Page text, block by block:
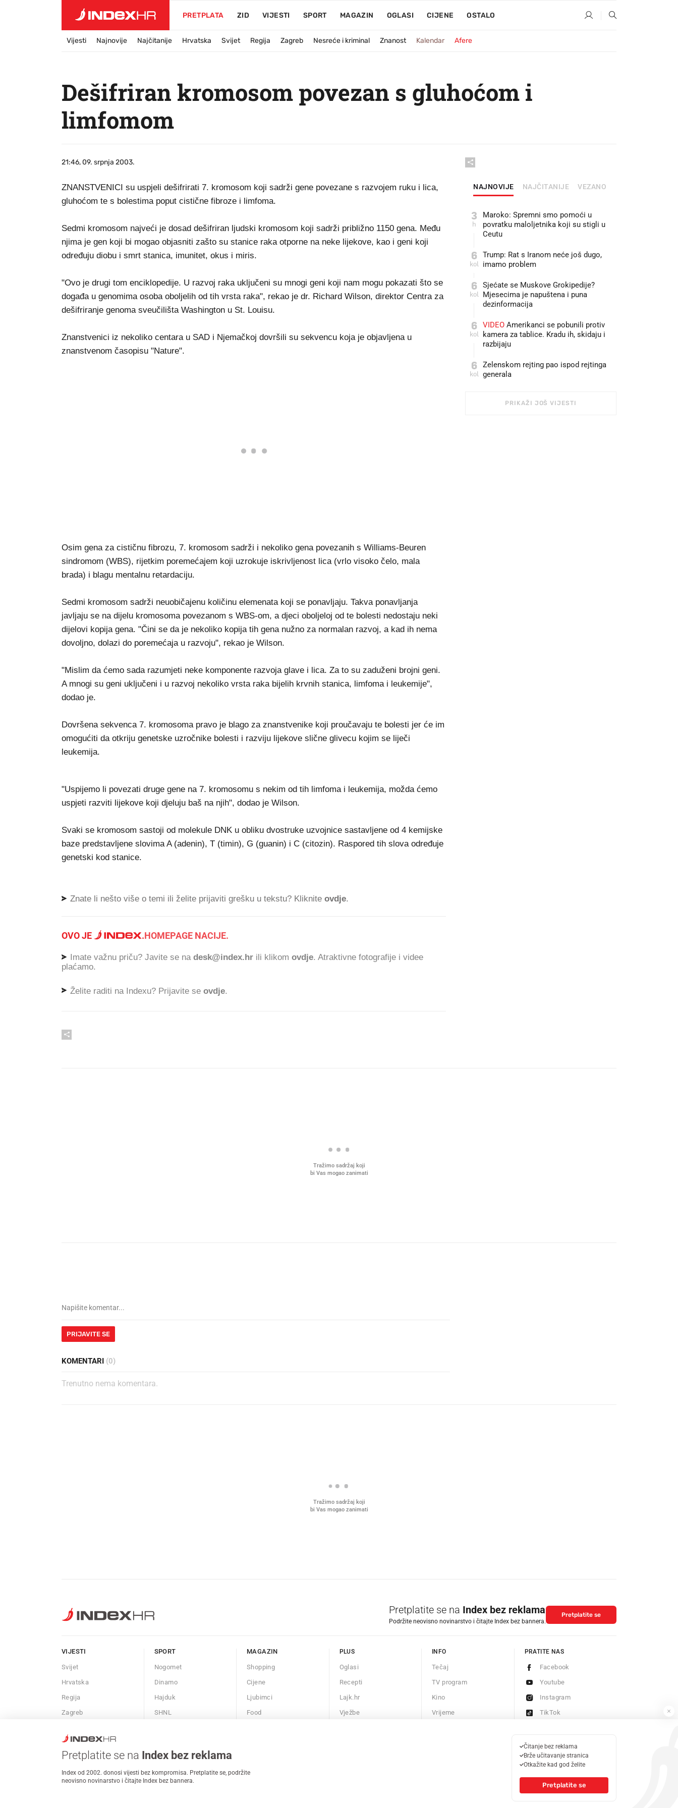
PRETPLATA ZID VIJESTI SPORT MAGAZIN OGLASI CIJENE OSTALO
Vijesti Najnovije Najčitanije Hrvatska Svijet Regija Zagreb Nesreće i kriminal Znanost Kalendar Afere
Dešifriran kromosom povezan s gluhoćom i
limfomom
21:46, 09. srpnja 2003.
ZNANSTVENICI su uspjeli dešifrirati 7. kromosom koji sadrži gene povezane s razvojem ruku i lica,
gluhoćom te s bolestima poput cistične fibroze i limfoma.
Sedmi kromosom najveći je dosad dešifriran ljudski kromosom koji sadrži približno 1150 gena. Među
njima je gen koji bi mogao objasniti zašto su stanice raka otporne na neke lijekove, kao i geni koji
određuju diobu i smrt stanica, imunitet, okus i miris.
"Ovo je drugi tom enciklopedije. U razvoj raka uključeni su mnogi geni koji nam mogu pokazati što se
događa u genomima osoba oboljelih od tih vrsta raka", rekao je dr. Richard Wilson, direktor Centra za
dešifriranje genoma sveučilišta Washington u St. Louisu.
Znanstvenici iz nekoliko centara u SAD i Njemačkoj dovršili su sekvencu koja je objavljena u
znanstvenom časopisu "Nature".
Osim gena za cističnu fibrozu, 7. kromosom sadrži i nekoliko gena povezanih s Williams-Beuren
sindromom (WBS), rijetkim poremećajem koji uzrokuje iskrivljenost lica (vrlo visoko čelo, mala
brada) i blagu mentalnu retardaciju.
Sedmi kromosom sadrži neuobičajenu količinu elemenata koji se ponavljaju. Takva ponavljanja
javljaju se na dijelu kromosoma povezanom s WBS-om, a djeci oboljeloj od te bolesti nedostaju neki
dijelovi kopija gena. "Čini se da je nekoliko kopija tih gena nužno za normalan razvoj, a kad ih nema
dovoljno, dolazi do poremećaja u razvoju", rekao je Wilson.
"Mislim da ćemo sada razumjeti neke komponente razvoja glave i lica. Za to su zaduženi brojni geni.
A mnogi su geni uključeni i u razvoj nekoliko vrsta raka bijelih krvnih stanica, limfoma i leukemije",
dodao je.
Dovršena sekvenca 7. kromosoma pravo je blago za znanstvenike koji proučavaju te bolesti jer će im
omogućiti da otkriju genetske uzročnike bolesti i razviju lijekove slične glivecu kojim se liječi
leukemija.
"Uspijemo li povezati druge gene na 7. kromosomu s nekim od tih limfoma i leukemija, možda ćemo
uspjeti razviti lijekove koji djeluju baš na njih", dodao je Wilson.
Svaki se kromosom sastoji od molekule DNK u obliku dvostruke uzvojnice sastavljene od 4 kemijske
baze predstavljene slovima A (adenin), T (timin), G (guanin) i C (citozin). Raspored tih slova određuje
genetski kod stanice.
Znate li nešto više o temi ili želite prijaviti grešku u tekstu? Kliknite ovdje.
OVO JE .HOMEPAGE NACIJE.
Imate važnu priču? Javite se na desk@index.hr ili klikom ovdje. Atraktivne fotografije i videe
plaćamo.
Želite raditi na Indexu? Prijavite se ovdje.
NAJNOVIJE NAJČITANIJE VEZANO
3
h
Maroko: Spremni smo pomoći u
povratku maloljetnika koji su stigli u
Ceutu
6
kol
Trump: Rat s Iranom neće još dugo,
imamo problem
6
kol
Sjećate se Muskove Grokipedije?
Mjesecima je napuštena i puna
dezinformacija
6
kol
VIDEO Amerikanci se pobunili protiv
kamera za tablice. Kradu ih, skidaju i
razbijaju
6
kol
Zelenskom rejting pao ispod rejtinga
generala
PRIKAŽI JOŠ VIJESTI
Tražimo sadržaj koji
bi Vas mogao zanimati
PRIJAVITE SE
KOMENTARI (0)
Trenutno nema komentara.
Tražimo sadržaj koji
bi Vas mogao zanimati
Pretplatite se na Index bez reklama
Index od 2002. donosi vijesti bez kompromisa. Pretplatite se, podržite
neovisno novinarstvo i čitajte Index bez bannera.
Čitanje bez reklama
Brže učitavanje stranica
Otkažite kad god želite
Pretplatite se
Pretplatite se na Index bez reklama
Podržite neovisno novinarstvo i čitajte Index bez bannera.
Pretplatite se
VIJESTI
Svijet
Hrvatska
Regija
Zagreb
Znanost
Kalendar
Afere
SPORT
Nogomet
Dinamo
Hajduk
SHNL
Ostali sportovi
MAGAZIN
Shopping
Cijene
Ljubimci
Food
Chill
PLUS
Oglasi
Recepti
Lajk.hr
Vježbe
INFO
Tečaj
TV program
Kino
Vrijeme
PRATITE NAS
Facebook
Youtube
Instagram
TikTok
Newsletter